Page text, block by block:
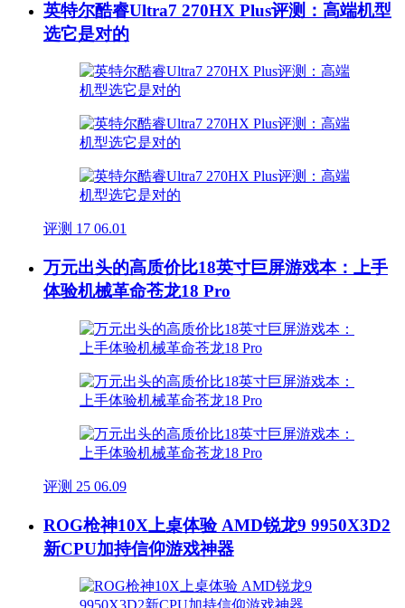
英特尔酷睿Ultra7 270HX Plus评测：高端机型
选它是对的
评测 17 06.01
万元出头的高质价比18英寸巨屏游戏本：上手
体验机械革命苍龙18 Pro
评测 25 06.09
ROG枪神10X上桌体验 AMD锐龙9 9950X3D2
新CPU加持信仰游戏神器